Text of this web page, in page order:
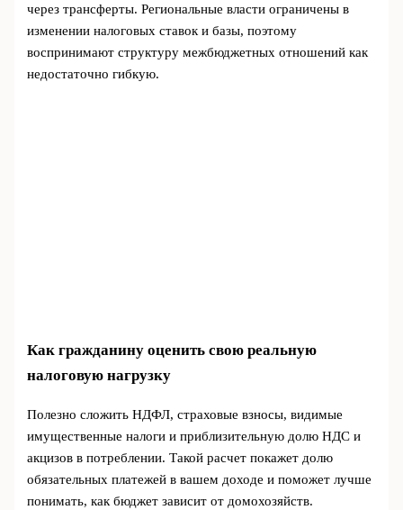
через трансферты. Региональные власти ограничены в
изменении налоговых ставок и базы, поэтому
воспринимают структуру межбюджетных отношений как
недостаточно гибкую.
Как гражданину оценить свою реальную
налоговую нагрузку
Полезно сложить НДФЛ, страховые взносы, видимые
имущественные налоги и приблизительную долю НДС и
акцизов в потреблении. Такой расчет покажет долю
обязательных платежей в вашем доходе и поможет лучше
понимать, как бюджет зависит от домохозяйств.